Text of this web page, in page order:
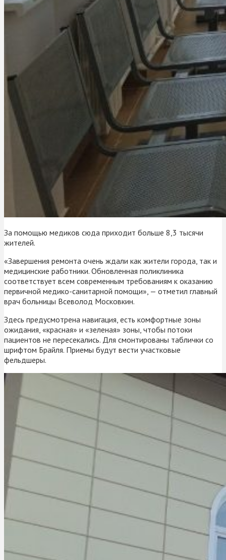
За помощью медиков сюда приходит больше 8,3 тысячи
жителей.
«Завершения ремонта очень ждали как жители города, так и
медицинские работники. Обновленная поликлиника
соответствует всем современным требованиям к оказанию
первичной медико-санитарной помощи», — отметил главный
врач больницы Всеволод Московкин.
Здесь предусмотрена навигация, есть комфортные зоны
ожидания, «красная» и «зеленая» зоны, чтобы потоки
пациентов не пересекались. Для смонтированы таблички со
шрифтом Брайля. Приемы будут вести участковые
фельдшеры.